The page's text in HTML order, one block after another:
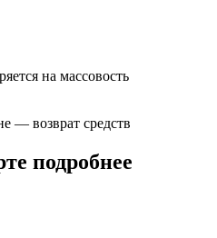
на массовость
— возврат средств
подробнее